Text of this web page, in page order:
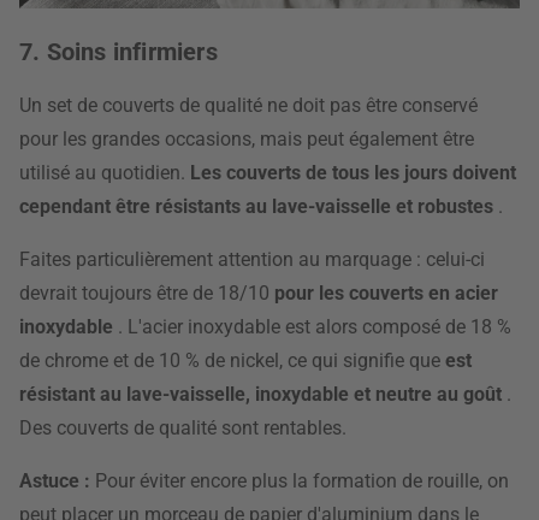
7. Soins infirmiers
Un set de couverts de qualité ne doit pas être conservé
pour les grandes occasions, mais peut également être
utilisé au quotidien. Les couverts de tous les jours doivent
cependant être résistants au lave-vaisselle et robustes .
Faites particulièrement attention au marquage : celui-ci
devrait toujours être de 18/10 pour les couverts en acier
inoxydable . L'acier inoxydable est alors composé de 18 %
de chrome et de 10 % de nickel, ce qui signifie que est
résistant au lave-vaisselle, inoxydable et neutre au goût .
Des couverts de qualité sont rentables.
Astuce : Pour éviter encore plus la formation de rouille, on
peut placer un morceau de papier d'aluminium dans le